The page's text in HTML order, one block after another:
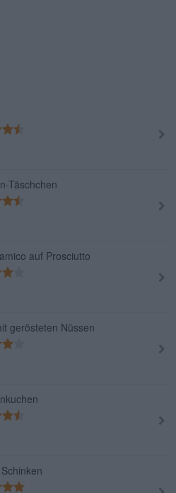
Täschchen
auf Prosciutto
gerösteten Nüssen